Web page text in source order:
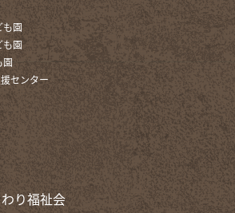
園
園
園
センター
り福祉会